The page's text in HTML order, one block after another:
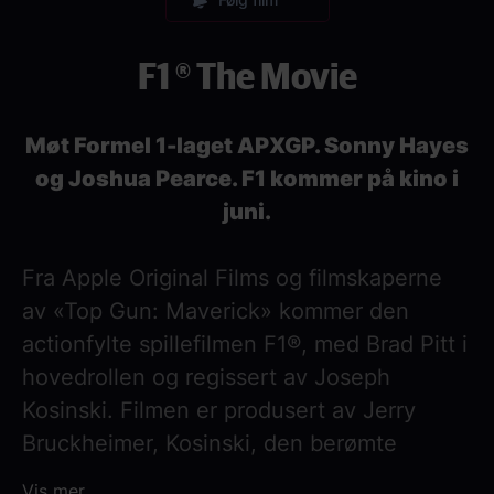
F1 ® The Movie
Møt Formel 1-laget APXGP. Sonny Hayes
og Joshua Pearce. F1 kommer på kino i
juni.
Fra Apple Original Films og filmskaperne
av «Top Gun: Maverick» kommer den
actionfylte spillefilmen F1®, med Brad Pitt i
hovedrollen og regissert av Joseph
Kosinski. Filmen er produsert av Jerry
Bruckheimer, Kosinski, den berømte